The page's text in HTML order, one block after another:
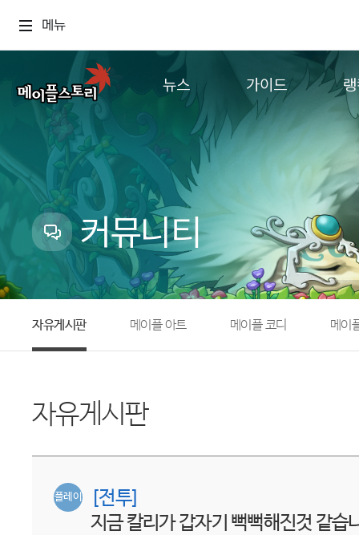
메뉴
뉴스
업데이트
이벤트
캐시샵 공지
메이플 알림판
with maple
가이드
추가정보
컨텐
커뮤니티
자유게시판 메이플 아트 메이플 코디 메이
자유게시판
플레이
[전투]
지금 칼리가 갑자기 뻑뻑해진것 같습